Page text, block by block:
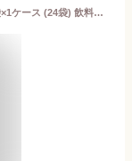
赤穂化成 熱中対策ゼリー ぶどう味 150g×24袋×1ケース (24袋) 飲料【送料無料※一部地域は除く】 凍らせてシャーベット